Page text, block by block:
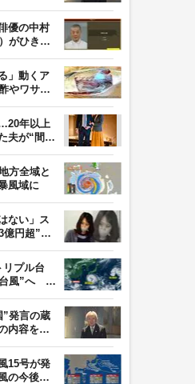
優の中村
がひき逃
」動くア
やワサビ
年以上
夫が“間
方全域と
風域に
ない」ス
億円超”の
リプル台
風”へ 13
”発言の蔵
内容を説
15号が発
の今後の